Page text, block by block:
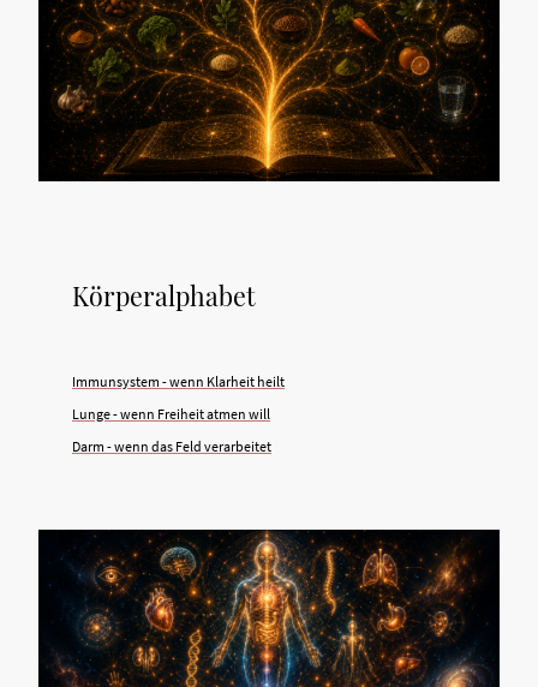
Körperalphabet
Immunsystem - wenn Klarheit heilt
Lunge - wenn Freiheit atmen will
Darm - wenn das Feld verarbeitet